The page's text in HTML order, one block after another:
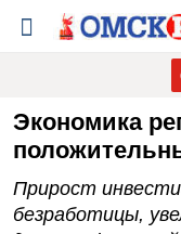
Экономика
Прирост
безработицы,